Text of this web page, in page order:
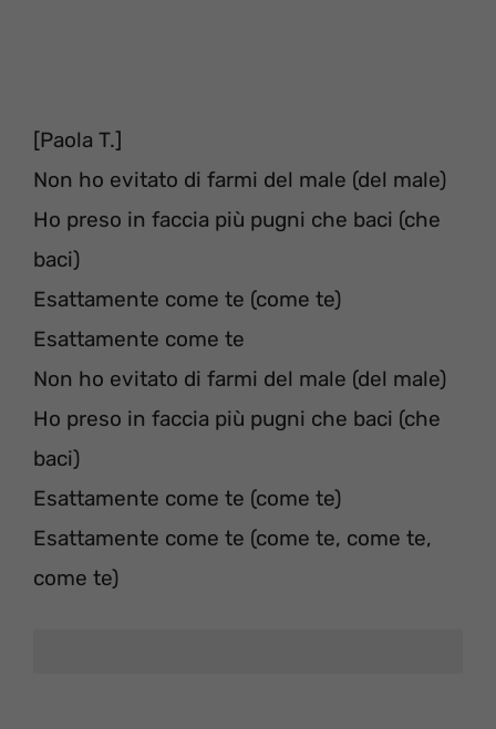
[Paola T.]
Non ho evitato di farmi del male (del male)
Ho preso in faccia più pugni che baci (che
baci)
Esattamente come te (come te)
Esattamente come te
Non ho evitato di farmi del male (del male)
Ho preso in faccia più pugni che baci (che
baci)
Esattamente come te (come te)
Esattamente come te (come te, come te,
come te)